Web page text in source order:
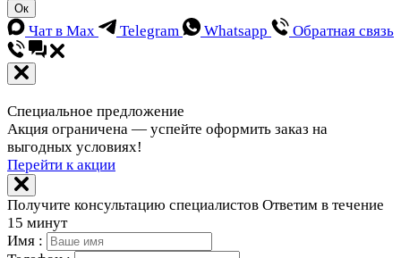
Ок
Чат в Max Telegram Whatsapp Обратная связь
Специальное предложение
Акция ограничена — успейте оформить заказ на
выгодных условиях!
Перейти к акции
Получите консультацию специалистов Ответим в течение
15 минут
Имя :